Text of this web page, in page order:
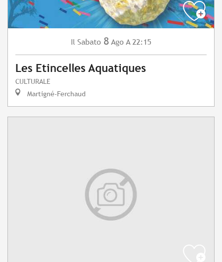
Il Sabato 8 Ago A 22:15
Les Etincelles Aquatiques
CULTURALE
Martigné-Ferchaud